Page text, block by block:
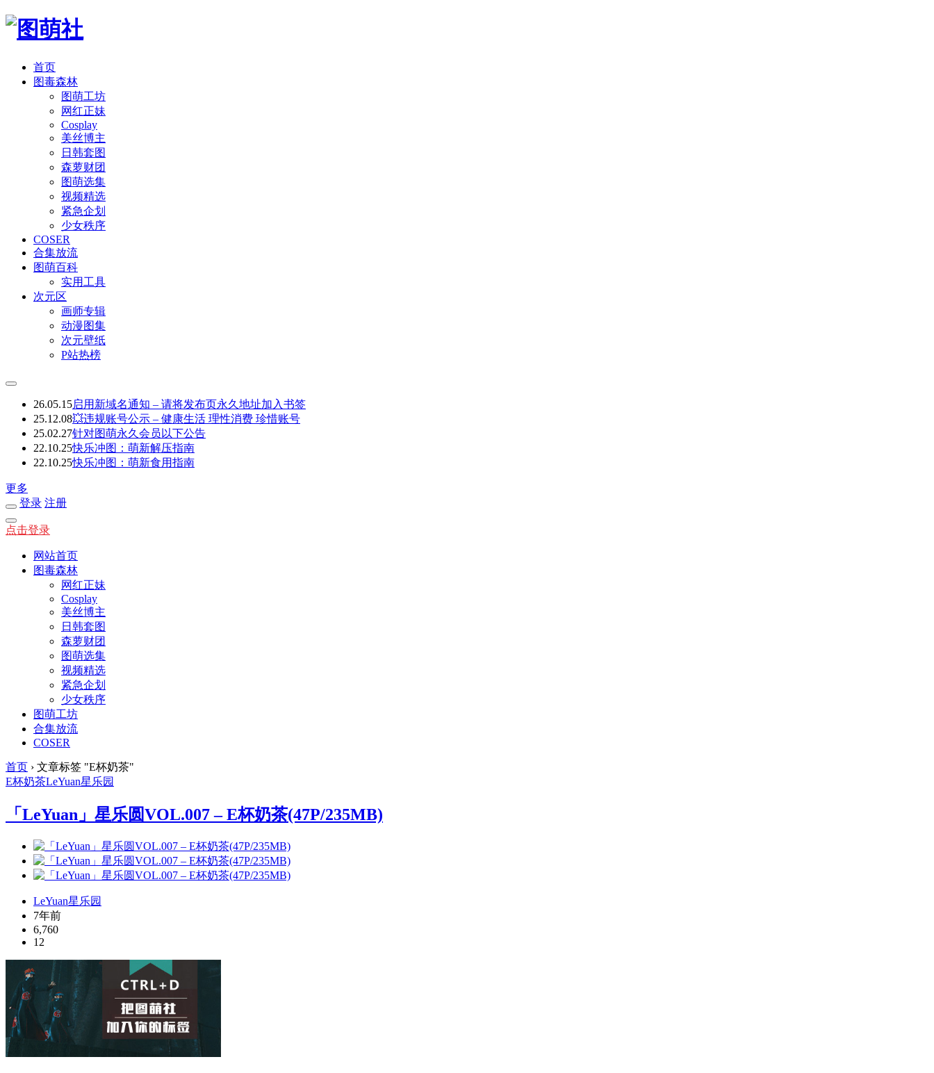
首页
图毒森林
图萌工坊
网红正妹
Cosplay
美丝博主
日韩套图
森萝财团
图萌选集
视频精选
紧急企划
少女秩序
COSER
合集放流
图萌百科
实用工具
次元区
画师专辑
动漫图集
次元壁纸
P站热榜
26.05.15启用新域名通知 – 请将发布页永久地址加入书签
25.12.08💥违规账号公示 – 健康生活 理性消费 珍惜账号
25.02.27针对图萌永久会员以下公告
22.10.25快乐冲图：萌新解压指南
22.10.25快乐冲图：萌新食用指南
更多
登录 注册
点击登录
网站首页
图毒森林
网红正妹
Cosplay
美丝博主
日韩套图
森萝财团
图萌选集
视频精选
紧急企划
少女秩序
图萌工坊
合集放流
COSER
首页 › 文章标签 "E杯奶茶"
E杯奶茶LeYuan星乐园
「LeYuan」星乐圆VOL.007 – E杯奶茶(47P/235MB)
LeYuan星乐园
7年前
6,760
12